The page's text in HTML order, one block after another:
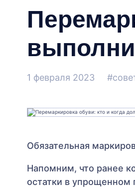
1 февраля 2023
Обязательная
Напомним, что ранее
остатки в упрощенном